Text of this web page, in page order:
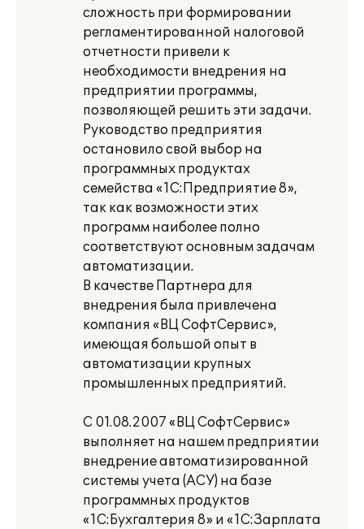
сложность при формировании
регламентированной налоговой
отчетности привели к
необходимости внедрения на
предприятии программы,
позволяющей решить эти задачи.
Руководство предприятия
остановило свой выбор на
программных продуктах
семейства «1С:Предприятие 8»,
так как возможности этих
программ наиболее полно
соответствуют основным задачам
автоматизации.
В качестве Партнера для
внедрения была привлечена
компания «ВЦ СофтСервис»,
имеющая большой опыт в
автоматизации крупных
промышленных предприятий.
С 01.08.2007 «ВЦ СофтСервис»
выполняет на нашем предприятии
внедрение автоматизированной
системы учета (АСУ) на базе
программных продуктов
«1С:Бухгалтерия 8» и «1С:Зарплата